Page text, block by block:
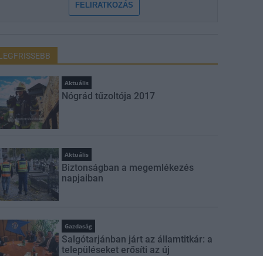
FELIRATKOZÁS
Aktuális
Nógrád tűzoltója 2017
Aktuális
Biztonságban a megemlékezés
napjaiban
Gazdaság
Salgótarjánban járt az államtitkár: a
településeket erősíti az új